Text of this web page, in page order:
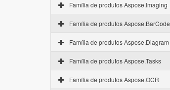
Família de produtos Aspose.Imaging
Família de produtos Aspose.BarCode
Família de produtos Aspose.Diagram
Família de produtos Aspose.Tasks
Família de produtos Aspose.OCR